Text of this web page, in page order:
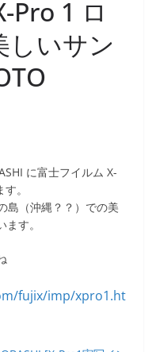
Pro 1 ロ
しいサン
に富士フイルム X-
。
島（沖縄？？）での美
す。